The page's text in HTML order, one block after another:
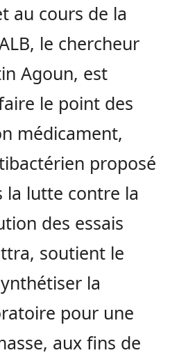
au cours de la
le chercheur
Agoun, est
le point des
médicament,
proposé
la lutte contre la
des essais
soutient le
la
pour une
aux fins de